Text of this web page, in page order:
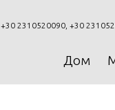
+30 2310520090, +30
Дом